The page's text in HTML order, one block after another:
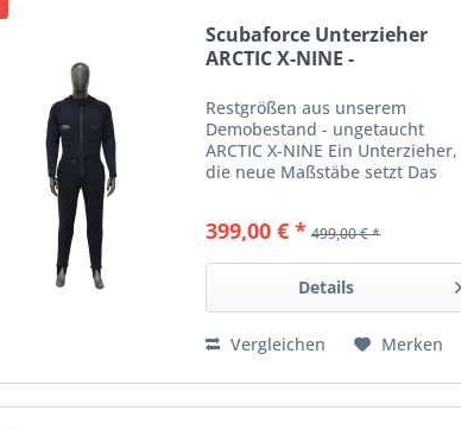
Scubaforce Unterzieher
ARCTIC X-NINE -
Restgrößen aus unserem
Demobestand - ungetaucht
ARCTIC X-NINE Ein Unterzieher,
die neue Maßstäbe setzt Das
Unterzieher für
Trockentauchanzüge auf dem
Markt. Die Kombination aus...
399,00 € * 499,00 € *
Details
Vergleichen Merken